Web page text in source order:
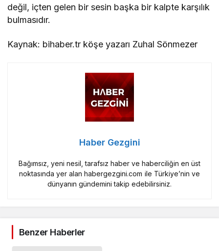
değil, içten gelen bir sesin başka bir kalpte karşılık
bulmasıdır.
Kaynak: bihaber.tr köşe yazarı Zuhal Sönmezer
Haber Gezgini
Bağımsız, yeni nesil, tarafsız haber ve haberciliğin en üst
noktasında yer alan habergezgini.com ile Türkiye’nin ve
dünyanın gündemini takip edebilirsiniz.
Benzer Haberler